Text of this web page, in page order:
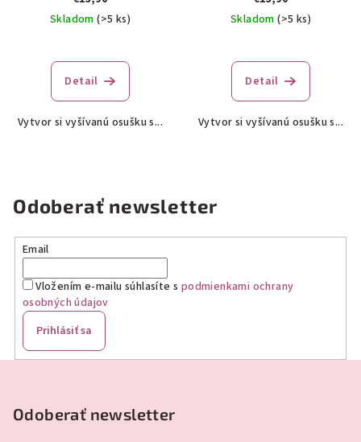
Skladom(>5 ks)
hodnotenie
produktu
z
Detail
Vytvor si vyšívanú osušku s...
Skladom(>5 ks)
hodnotenie
produktu
z
Detail
Vytvor si vyšívanú osušku s...
Odoberať newsletter
Email
Vložením e-mailu súhlasíte s podmienkami ochrany
osobných údajov
Prihlásiť sa
Odoberať newsletter